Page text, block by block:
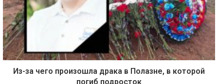
Из-за чего произошла драка в Полазне, в которой
погиб подросток